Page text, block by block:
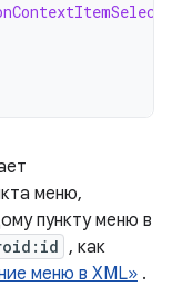
меню,
пункту меню в
, как
меню в XML» .